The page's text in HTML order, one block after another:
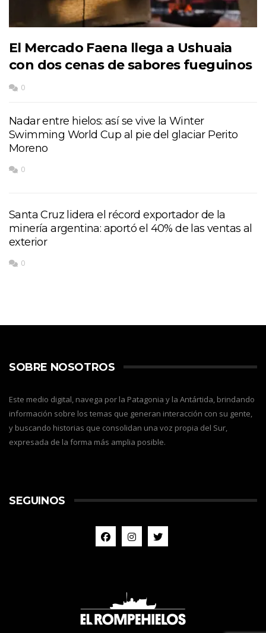
El Mercado Faena llega a Ushuaia
con dos cenas de sabores fueguinos
0
Nadar entre hielos: así se vive la Winter
Swimming World Cup al pie del glaciar Perito
Moreno
0
Santa Cruz lidera el récord exportador de la
minería argentina: aportó el 40% de las ventas al
exterior
0
SOBRE NOSOTROS
Este medio digital, navega por la Patagonia y la Antártida, brindando
información sobre los temas que generan interacción con su gente,
y buscando historias que consolidan una voz propia del Sur,
expresada de la forma más amplia posible.
SEGUINOS